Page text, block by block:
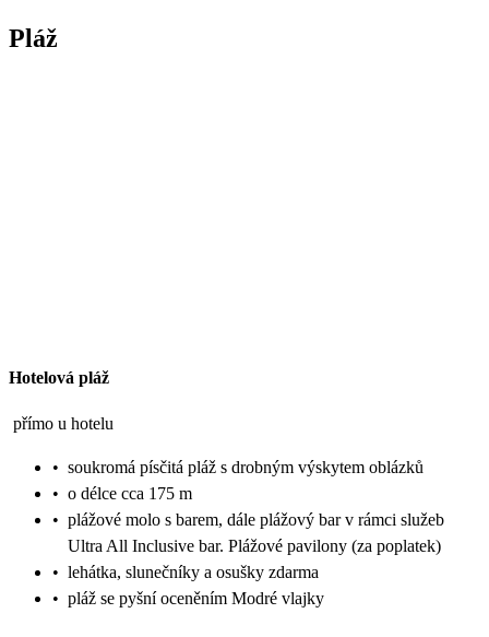
Pláž
Hotelová pláž
přímo u hotelu
• soukromá písčitá pláž s drobným výskytem oblázků
• o délce cca 175 m
• plážové molo s barem, dále plážový bar v rámci služeb
Ultra All Inclusive bar. Plážové pavilony (za poplatek)
• lehátka, slunečníky a osušky zdarma
• pláž se pyšní oceněním Modré vlajky